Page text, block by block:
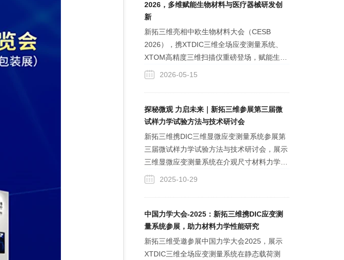
2026，多维赋能生物材料与医疗器械研发创
新
新拓三维亮相中欧生物材料大会（CESB
2026），携XTDIC三维全场应变测量系统、
XTOM高精度三维扫描仪重磅登场，赋能生物
材料与医疗器械创新研发。依托三维光学测量
数字化齿科、植入物高精度尺寸检测及变形、
姿态、疲劳等全场景测试，以专业技术为行业
产品质量保驾护航。
2026-05-15
探秘微观 力启未来｜新拓三维参展第三届微
试样力学试验方法与技术研讨会
新拓三维携DIC三维显微应变测量系统参展第
三届微试样力学试验方法与技术研讨会，展示
三维显微应变测量系统在介观尺寸材料力学性
能测试、半导体器件热学（翘曲、CTE测量）
2025-10-29
中国力学大会-2025：新拓三维携DIC应变测
量系统参展，助力材料力学性能研究
新拓三维受邀参展中国力学大会2025，展示
XTDIC三维全场应变测量系统在静态载荷测